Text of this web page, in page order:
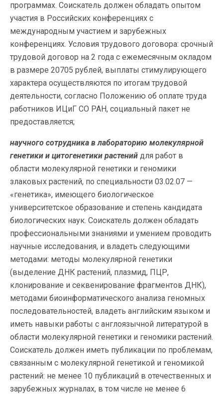
программах. Соискатель должен обладать опытом
участия в Российских конференциях с
международным участием и зарубежных
конференциях. Условия трудового договора: срочный
трудовой договор на 2 года с ежемесячным окладом
в размере 20705 рублей, выплаты стимулирующего
характера осуществляются по итогам трудовой
деятельности, согласно Положению об оплате труда
работников ИЦиГ СО РАН, социальный пакет не
предоставляется;
научного сотрудника в лабораторию молекулярной
генетики и цитогенетики растений для работ в
области молекулярной генетики и геномики
злаковых растений, по специальности 03.02.07 —
«генетика», имеющего биологическое
университетское образование и степень кандидата
биологических наук. Соискатель должен обладать
профессиональными знаниями и умением проводить
научные исследования, и владеть следующими
методами: методы молекулярной генетики
(выделение ДНК растений, плазмид, ПЦР,
клонирование и секвенирование фрагментов ДНК),
методами биоинформатического анализа геномных
последовательностей, владеть английским языком и
иметь навыки работы с англоязычной литературой в
области молекулярной генетики и геномики растений.
Соискатель должен иметь публикации по проблемам,
связанным с молекулярной генетикой и геномикой
растений: не менее 10 публикаций в отечественных и
зарубежных журналах, в том числе не менее 6